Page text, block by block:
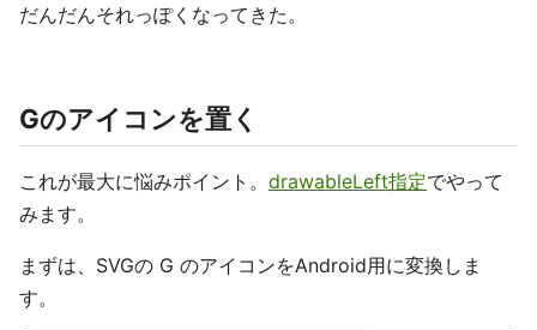
だんだんそれっぽくなってきた。
Gのアイコンを置く
これが最大に悩みポイント。 drawableLeft指定でやって
みます。
まずは、SVGの G のアイコンをAndroid用に変換しま
す。